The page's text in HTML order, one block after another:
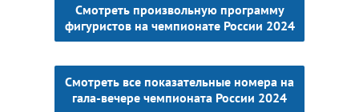
Смотреть произвольную программу
фигуристов на чемпионате России 2024
Смотреть все показательные номера на
гала-вечере чемпионата России 2024